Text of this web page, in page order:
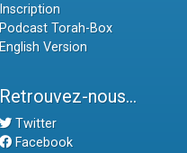
Inscription
Podcast Torah-Box
English Version
Retrouvez-nous...
Twitter
Facebook